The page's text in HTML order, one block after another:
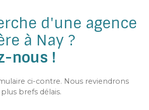
d'une agence
à Nay ?
nous !
ci-contre. Nous reviendrons
brefs délais.